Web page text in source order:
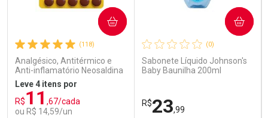
(118)
Analgésico, Antitérmico e
Anti-inflamatório Neosaldina
30mg + 300mg + 30mg 10
Drágeas
Leve 4 itens por
R$11 ,67/cada
ou R$ 14,59/un
COMPRAR
(0)
Sabonete Líquido Johnson's
Baby Baunilha 200ml
R$23,99
COMPRAR